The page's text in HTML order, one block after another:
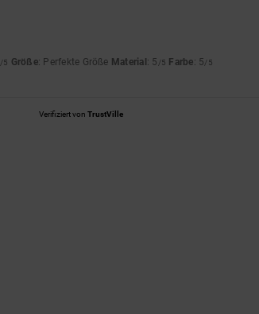
/5 Größe: Perfekte Größe Material : 5 /5 Farbe: 5/5
Verifiziert von TrustVille